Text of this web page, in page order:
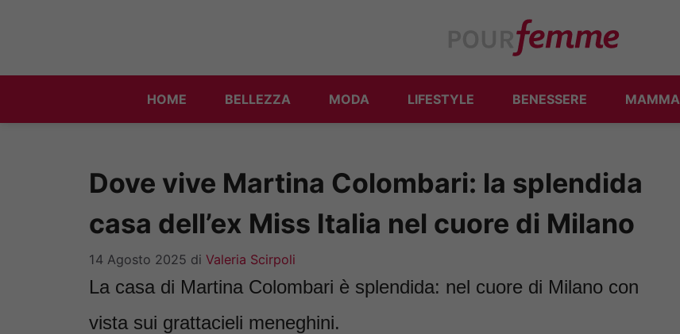
HOME BELLEZZA MODA LIFESTYLE BENESSERE MAMMA
Dove vive Martina Colombari: la splendida
casa dell’ex Miss Italia nel cuore di Milano
14 Agosto 2025 di Valeria Scirpoli
La casa di Martina Colombari è splendida: nel cuore di Milano con
vista sui grattacieli meneghini.